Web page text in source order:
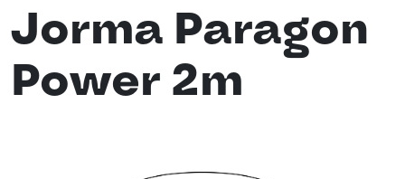
Jorma Paragon
Power 2m